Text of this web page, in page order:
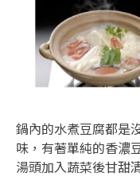
鍋內的水煮豆腐都是
味，有著單純的香濃
湯頭加入蔬菜後甘甜